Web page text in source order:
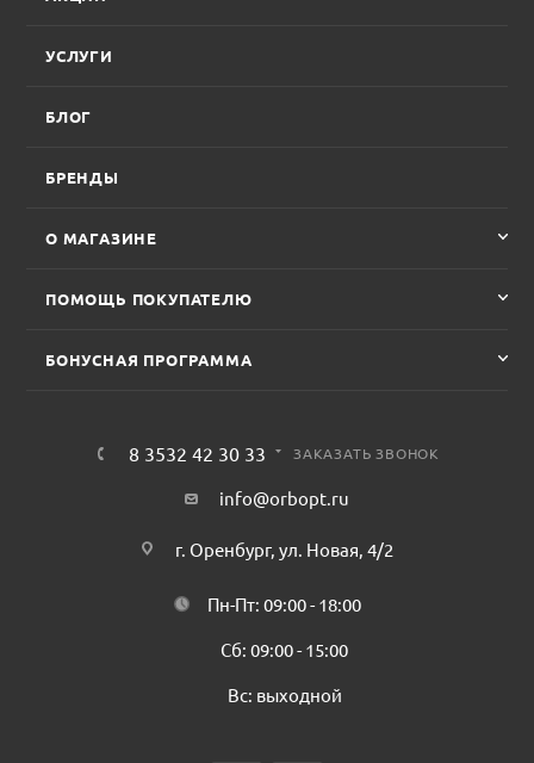
УСЛУГИ
БЛОГ
БРЕНДЫ
О МАГАЗИНЕ
ПОМОЩЬ ПОКУПАТЕЛЮ
БОНУСНАЯ ПРОГРАММА
8 3532 42 30 33 ЗАКАЗАТЬ ЗВОНОК
info@orbopt.ru
г. Оренбург, ул. Новая, 4/2
Пн-Пт: 09:00 - 18:00
Сб: 09:00 - 15:00
Вс: выходной